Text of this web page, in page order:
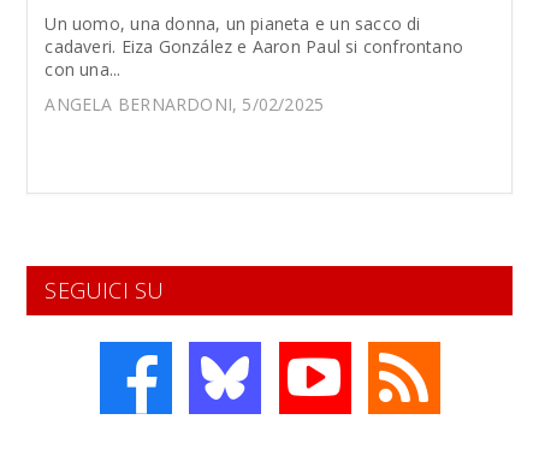
Un uomo, una donna, un pianeta e un sacco di
cadaveri. Eiza González e Aaron Paul si confrontano
con una...
ANGELA BERNARDONI, 5/02/2025
SEGUICI SU